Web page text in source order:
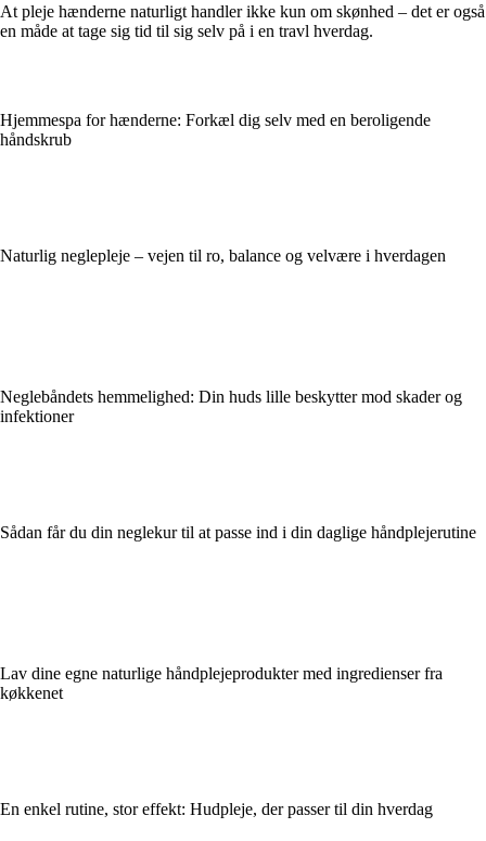
At pleje hænderne naturligt handler ikke kun om skønhed – det er også
en måde at tage sig tid til sig selv på i en travl hverdag.
Hjemmespa for hænderne: Forkæl dig selv med en beroligende
håndskrub
Naturlig neglepleje – vejen til ro, balance og velvære i hverdagen
Neglebåndets hemmelighed: Din huds lille beskytter mod skader og
infektioner
Sådan får du din neglekur til at passe ind i din daglige håndplejerutine
Lav dine egne naturlige håndplejeprodukter med ingredienser fra
køkkenet
En enkel rutine, stor effekt: Hudpleje, der passer til din hverdag